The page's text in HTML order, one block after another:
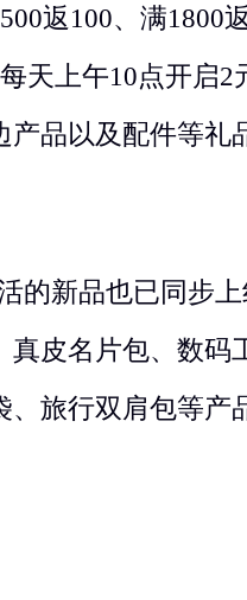
返100、满1800
天上午10点开启2
产品以及配件等礼
的新品也已同步
真皮名片包、数码
、旅行双肩包等产